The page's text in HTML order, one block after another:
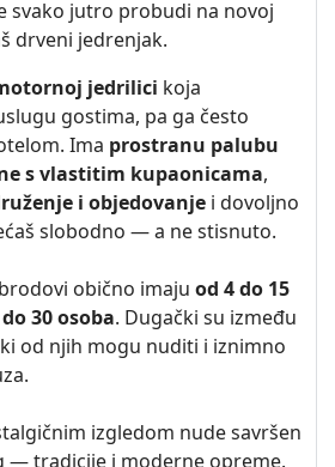
svako jutro probudi na novoj
drveni jedrenjak.
jedrilici koja
gostima, pa ga često
Ima prostranu palubu
s vlastitim kupaonicama,
i objedovanje i dovoljno
slobodno — a ne stisnuto.
obično imaju od 4 do 15
30 osoba. Dugački su između
od njih mogu nuditi i iznimno
izgledom nude savršen
— tradicije i moderne opreme.